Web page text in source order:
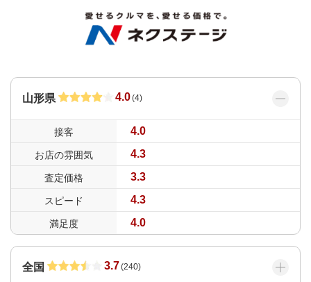
山形県 4.0(4)
接客 4.0
お店の雰囲気 4.3
査定価格 3.3
スピード 4.3
満足度 4.0
全国 3.7(240)